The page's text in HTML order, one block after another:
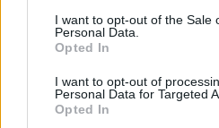
I want to opt-out of the Sale
Personal Data.
Opted In
I want to opt-out of
Personal Data for Targeted
Opted In
ομάδας των Παικτών. Η
μάλλον είναι ο ‘Τυχαίος
δικαίως γιατί η δουλειά